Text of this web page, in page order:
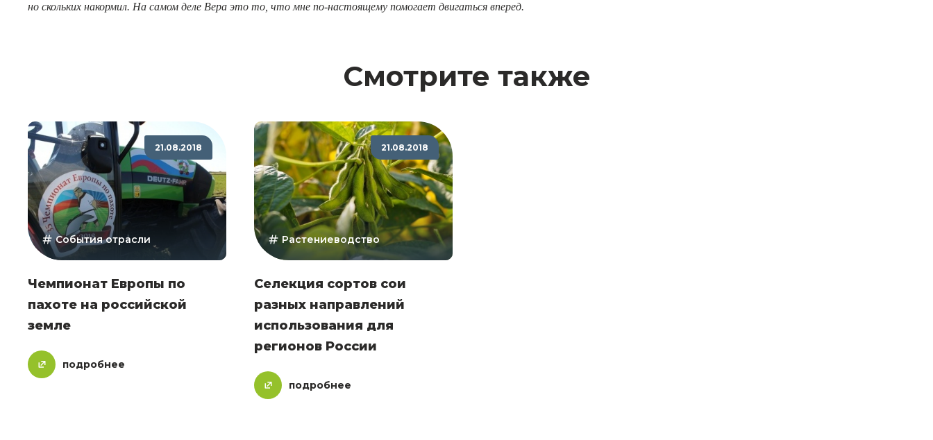
но скольких накормил. На самом деле Вера это то, что мне по-настоящему помогает двигаться вперед.
Смотрите также
21.08.2018
События отрасли
Чемпионат Европы по
пахоте на российской
земле
подробнее
21.08.2018
Растениеводство
Селекция сортов сои
разных направлений
использования для
регионов России
подробнее